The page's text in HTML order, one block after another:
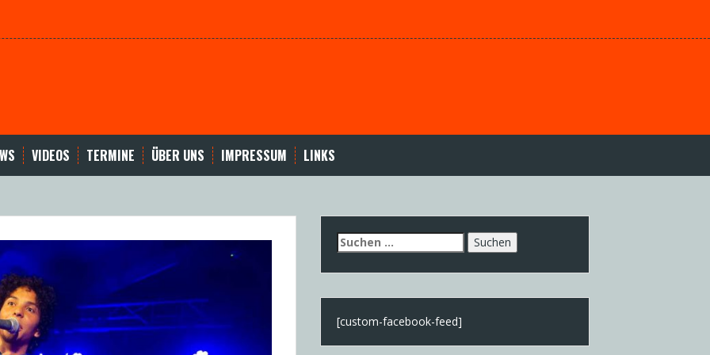
VIDEOS TERMINE ÜBER UNS IMPRESSUM LINKS
Suchen
nach:
[custom-facebook-feed]